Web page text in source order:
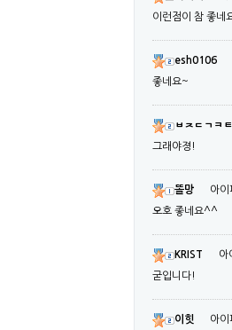
이런점이 참 좋네
esh0106
좋네요~
ㅂㅈㄷㄱㅋ
그래야졍!
똘망 아이
오호 좋네요^^
KRIST 아
굳입니다!
이힛 아이